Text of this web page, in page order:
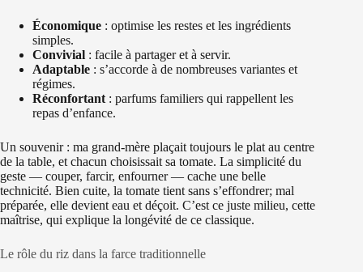
Économique : optimise les restes et les ingrédients
simples.
Convivial : facile à partager et à servir.
Adaptable : s’accorde à de nombreuses variantes et
régimes.
Réconfortant : parfums familiers qui rappellent les
repas d’enfance.
Un souvenir : ma grand-mère plaçait toujours le plat au centre
de la table, et chacun choisissait sa tomate. La simplicité du
geste — couper, farcir, enfourner — cache une belle
technicité. Bien cuite, la tomate tient sans s’effondrer; mal
préparée, elle devient eau et déçoit. C’est ce juste milieu, cette
maîtrise, qui explique la longévité de ce classique.
Le rôle du riz dans la farce traditionnelle